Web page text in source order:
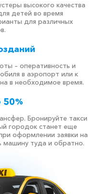
высокого качества
детей во время
для различных
– оперативность и
в аэропорт или к
в необходимое время.
50%
Бронируйте такси
городок станет еще
оформлении заявки на
машину туда и обратно.